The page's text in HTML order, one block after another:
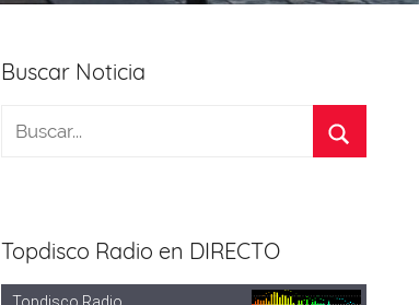
Buscar Noticia
Topdisco Radio en DIRECTO